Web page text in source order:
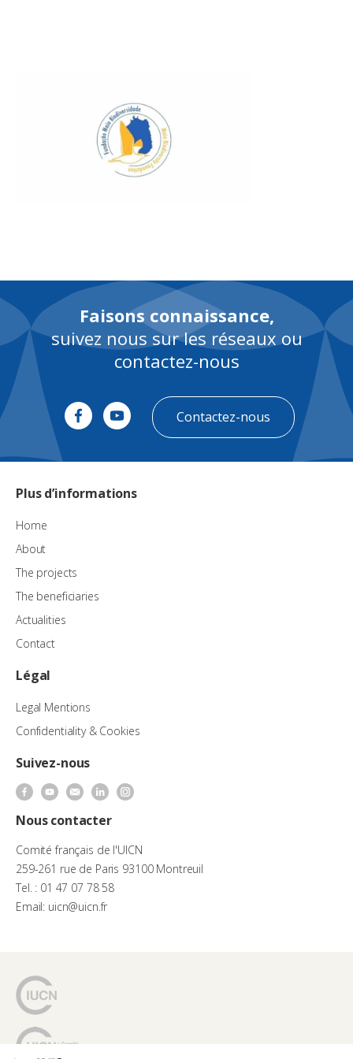
Faisons connaissance,
suivez nous sur les réseaux ou
contactez-nous
Contactez-nous
Plus d’informations
Home
About
The projects
The beneficiaries
Actualities
Contact
Légal
Legal Mentions
Confidentiality & Cookies
Suivez-nous
Nous contacter
Comité français de l'UICN
259-261 rue de Paris 93100 Montreuil
Tel. : 01 47 07 78 58
Email: uicn@uicn.fr